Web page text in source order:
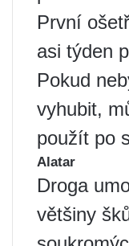
První
asi týden
Pokud
vyhubit,
použít po
Alatar
Droga
většiny